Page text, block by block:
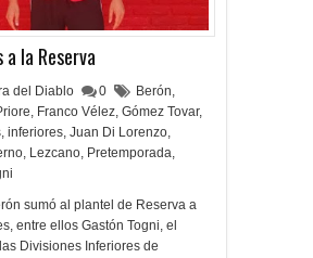
a la Reserva
del Diablo 0 Berón,
, Franco Vélez, Gómez Tovar,
, inferiores, Juan Di Lorenzo,
, Lezcano, Pretemporada,
sumó al plantel de Reserva a
entre ellos Gastón Togni, el
Divisiones Inferiores de